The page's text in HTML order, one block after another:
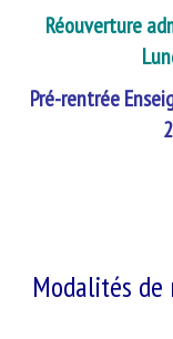
Réouverture
Pré-rentrée
Modalités